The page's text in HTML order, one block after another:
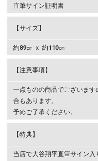
直筆サイン証明書
【サイズ】
約89㎝ ｘ 約110㎝
【注意事項】
一点ものの商品でございま
合もあります。
予めご了承ください。
【特典】
当店で大谷翔平直筆サイン